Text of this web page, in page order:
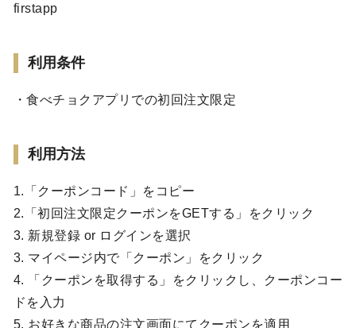
firstapp
利用条件
・食べチョクアプリでの初回注文限定
利用方法
1.「クーポンコード」をコピー
2.「初回注文限定クーポンをGETする」をクリック
3. 新規登録 or ログインを選択
3. マイページ内で「クーポン」をクリック
4. 「クーポンを取得する」をクリックし、クーポンコー
ドを入力
5. お好きな商品の注文画面にてクーポンを適用